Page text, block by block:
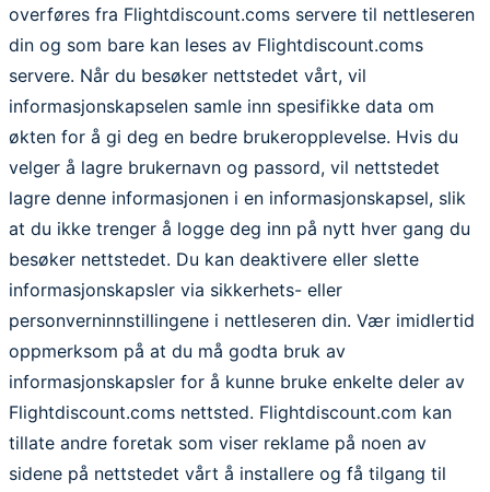
overføres fra Flightdiscount.coms servere til nettleseren
din og som bare kan leses av Flightdiscount.coms
servere. Når du besøker nettstedet vårt, vil
informasjonskapselen samle inn spesifikke data om
økten for å gi deg en bedre brukeropplevelse. Hvis du
velger å lagre brukernavn og passord, vil nettstedet
lagre denne informasjonen i en informasjonskapsel, slik
at du ikke trenger å logge deg inn på nytt hver gang du
besøker nettstedet. Du kan deaktivere eller slette
informasjonskapsler via sikkerhets- eller
personverninnstillingene i nettleseren din. Vær imidlertid
oppmerksom på at du må godta bruk av
informasjonskapsler for å kunne bruke enkelte deler av
Flightdiscount.coms nettsted. Flightdiscount.com kan
tillate andre foretak som viser reklame på noen av
sidene på nettstedet vårt å installere og få tilgang til